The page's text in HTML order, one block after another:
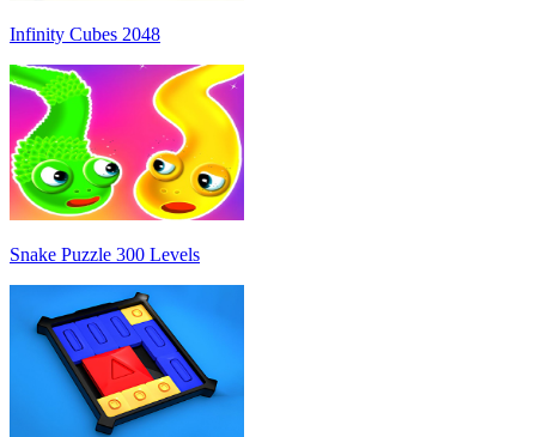
Infinity Cubes 2048
Snake Puzzle 300 Levels